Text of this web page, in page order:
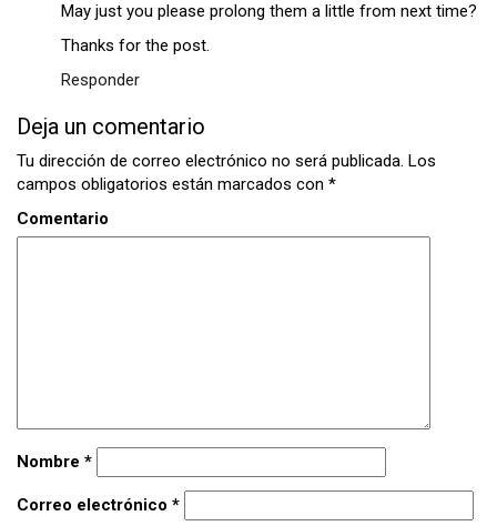
May just you please prolong them a little from next time?
Thanks for the post.
Responder
Deja un comentario
Tu dirección de correo electrónico no será publicada. Los
campos obligatorios están marcados con *
Comentario
Nombre *
Correo electrónico *